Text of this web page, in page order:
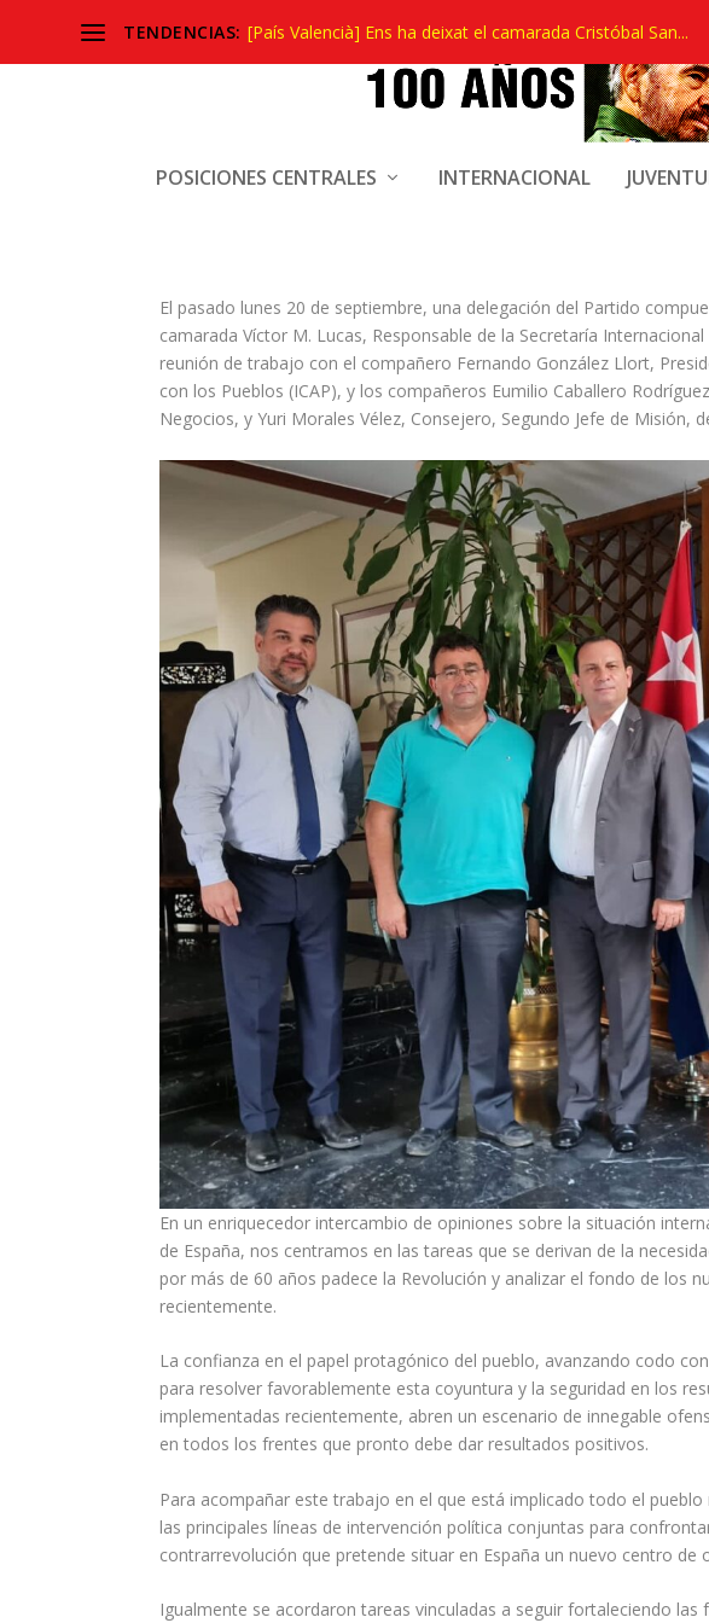
TENDENCIAS: [País Valencià] Ens ha deixat el camarada Cristóbal San...
POSICIONES CENTRALES INTERNACIONAL
REUNIÓN DEL PCPE CON EL
El pasado lunes 20 de septiembre, una delegación del Partido
camarada Víctor M. Lucas, Responsable de la Secretaría
reunión de trabajo con el compañero Fernando González Llort,
con los Pueblos (ICAP), y los compañeros Eumilio Caballero
Negocios, y Yuri Morales Vélez, Consejero, Segundo Jefe de Misión,
En un enriquecedor intercambio de opiniones sobre la situación
de España, nos centramos en las tareas que se derivan de la
por más de 60 años padece la Revolución y analizar el fondo de los
recientemente.
La confianza en el papel protagónico del pueblo, avanzando codo
para resolver favorablemente esta coyuntura y la seguridad en los
implementadas recientemente, abren un escenario de innegable
en todos los frentes que pronto debe dar resultados positivos.
Para acompañar este trabajo en el que está implicado todo el
las principales líneas de intervención política conjuntas para
contrarrevolución que pretende situar en España un nuevo centro de
Igualmente se acordaron tareas vinculadas a seguir fortaleciendo